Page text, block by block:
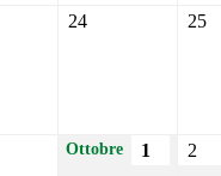
24 25
Ottobre 1 2